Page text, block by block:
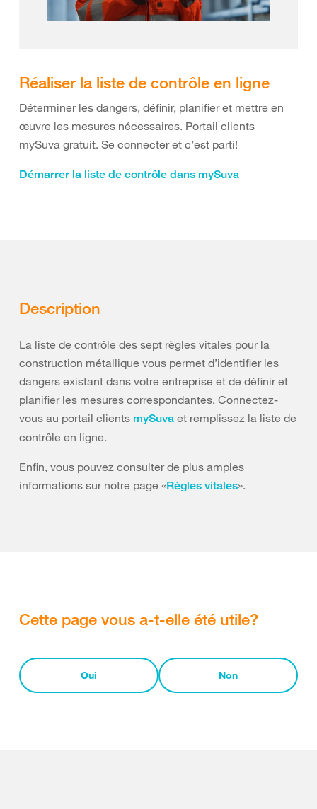
Réaliser la liste de contrôle en ligne
Déterminer les dangers, définir, planifier et mettre en
œuvre les mesures nécessaires. Portail clients
mySuva gratuit. Se connecter et c’est parti!
Démarrer la liste de contrôle dans mySuva
Description
La liste de contrôle des sept règles vitales pour la
construction métallique vous permet d’identifier les
dangers existant dans votre entreprise et de définir et
planifier les mesures correspondantes. Connectez-
vous au portail clients mySuva et remplissez la liste de
contrôle en ligne.
Enfin, vous pouvez consulter de plus amples
informations sur notre page «Règles vitales».
Cette page vous a-t-elle été utile?
Oui Non